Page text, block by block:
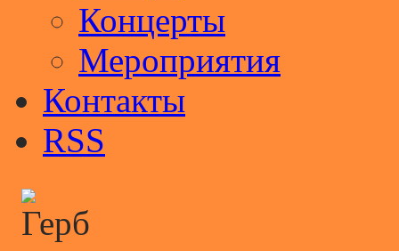
Концерты
Мероприятия
Контакты
RSS